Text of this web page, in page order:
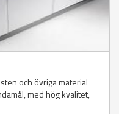
och övriga material
med hög kvalitet,